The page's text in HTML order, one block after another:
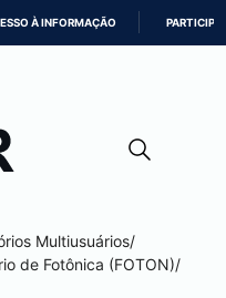
À INFORMAÇÃO PARTICIPE
Multiusuários/
de Fotônica (FOTON)/